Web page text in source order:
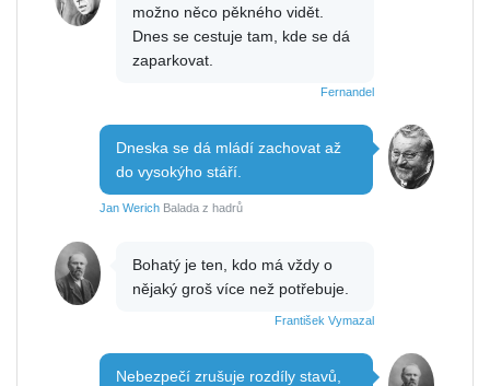
možno něco pěkného vidět.
Dnes se cestuje tam, kde se dá
zaparkovat.
Fernandel
Dneska se dá mládí zachovat až
do vysokýho stáří.
Jan Werich Balada z hadrů
Bohatý je ten, kdo má vždy o
nějaký groš více než potřebuje.
František Vymazal
Nebezpečí zrušuje rozdíly stavů,